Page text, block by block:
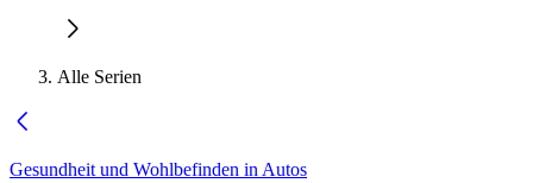
Alle Serien
Gesundheit und Wohlbefinden in Autos